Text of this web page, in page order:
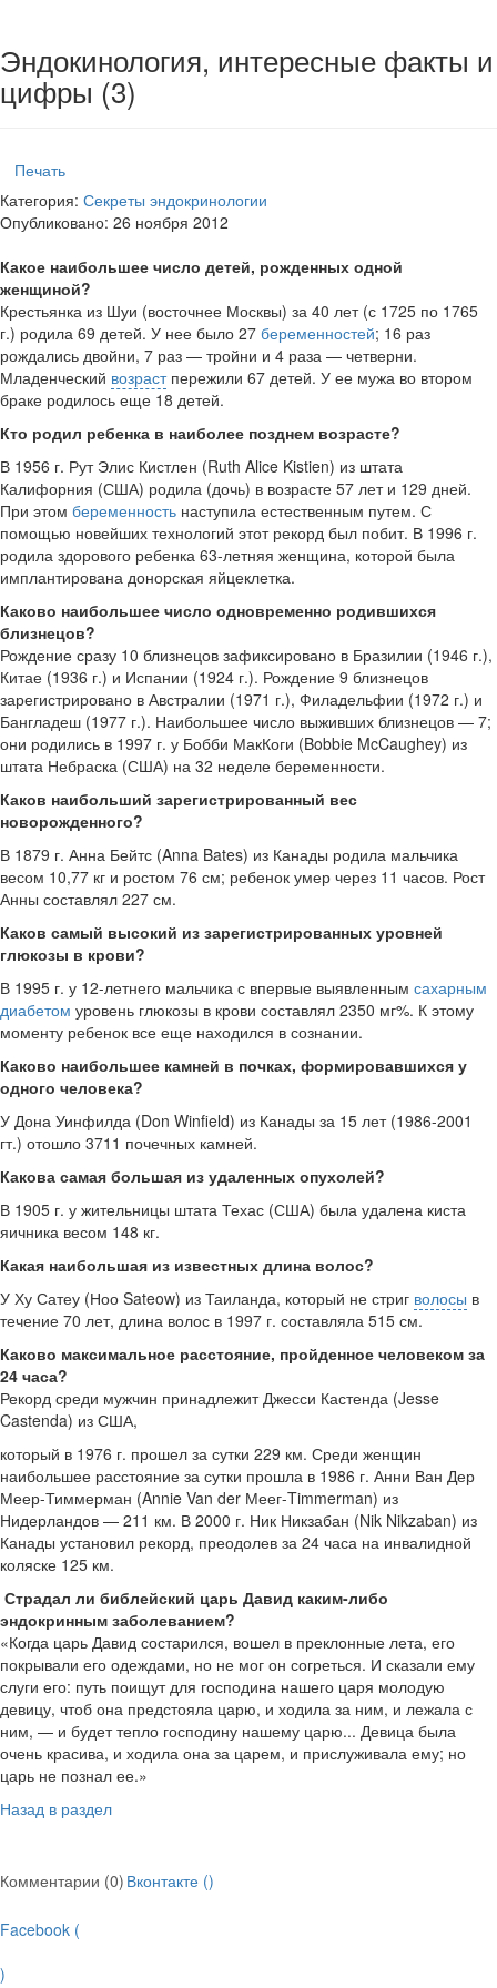
Эндокинология, интересные факты и
цифры (3)
Печать
Категория: Секреты эндокринологии
Опубликовано: 26 ноября 2012
Какое наибольшее число детей, рожденных одной
женщиной?
Крестьянка из Шуи (восточнее Москвы) за 40 лет (с 1725 по 1765
г.) родила 69 детей. У нее было 27 беременностей; 16 раз
рождались двойни, 7 раз — тройни и 4 раза — четверни.
Младенческий возрастпережили 67 детей. У ее мужа во втором
браке родилось еще 18 детей.
Кто родил ребенка в наиболее позднем возрасте?
В 1956 г. Рут Элис Кистлен (Ruth Alice Kistien) из штата
Калифорния (США) родила (дочь) в возрасте 57 лет и 129 дней.
При этом беременность наступила есте­ственным путем. С
помощью новейших технологий этот рекорд был побит. В 1996 г.
родила здорового ребенка 63-летняя женщина, которой была
имплантирована до­норская яйцеклетка.
Каково наибольшее число одновременно родившихся
близнецов?
Рождение сразу 10 близнецов зафиксировано в Бразилии (1946 г.),
Китае (1936 г.) и Испании (1924 г.). Рождение 9 близнецов
зарегистрировано в Австралии (1971 г.), Филадельфии (1972 г.) и
Бангладеш (1977 г.). Наибольшее число выжив­ших близнецов — 7;
они родились в 1997 г. у Бобби МакКоги (Bobbie McCaughey) из
штата Небраска (США) на 32 неделе беременности.
Каков наибольший зарегистрированный вес
новорожденного?
В 1879 г. Анна Бейтс (Anna Bates) из Канады родила мальчика
весом 10,77 кг и ростом 76 см; ребенок умер через 11 часов. Рост
Анны составлял 227 см.
Каков самый высокий из зарегистрированных уровней
глюкозы в крови?
В 1995 г. у 12-летнего мальчика с впервые выявленным сахарным
диабетом уро­вень глюкозы в крови составлял 2350 мг%. К этому
моменту ребенок все еще нахо­дился в сознании.
Каково наибольшее камней в почках, формировавшихся у
одного человека?
У Дона Уинфилда (Don Winfield) из Канады за 15 лет (1986-2001
гт.) отошло 3711 почечных камней.
Какова самая большая из удаленных опухолей?
В 1905 г. у жительницы штата Техас (США) была удалена киста
яичника весом 148 кг.
Какая наибольшая из известных длина волос?
У Ху Сатеу (Ноо Sateow) из Таиланда, который не стриг волосы в
течение 70 лет, длина волос в 1997 г. составляла 515 см.
Каково максимальное расстояние, пройденное человеком за
24 часа?
Рекорд среди мужчин принадлежит Джесси Кастенда (Jesse
Castenda) из США,
который в 1976 г. прошел за сутки 229 км. Среди женщин
наибольшее расстояние за сутки прошла в 1986 г. Анни Ван Дер
Меер-Тиммерман (Annie Van der Меег-Timmerman) из
Нидерландов — 211 км. В 2000 г. Ник Никзабан (Nik Nikzaban) из
Канады установил рекорд, преодолев за 24 часа на инвалидной
коляске 125 км.
Страдал ли библейский царь Давид каким-либо
эндокринным заболеванием?
«Когда царь Давид состарился, вошел в преклонные лета, его
покрывали его одеждами, но не мог он согреться. И сказали ему
слуги его: путь поищут для госпо­дина нашего царя молодую
девицу, чтоб она предстояла царю, и ходила за ним, и ле­жала с
ним, — и будет тепло господину нашему царю... Девица была
очень красива, и ходила она за царем, и прислуживала ему; но
царь не познал ее.»
Назад в раздел
Комментарии (0) Вконтакте ()
Facebook (
)